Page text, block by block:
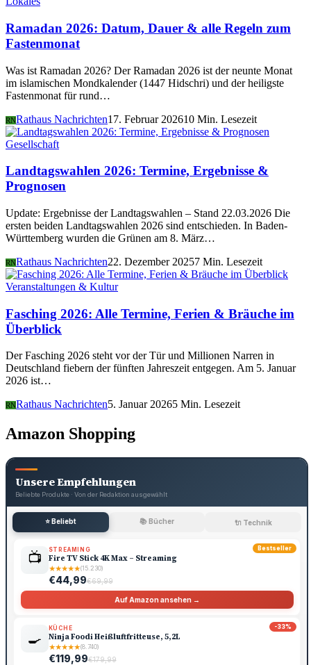
Ramadan 2026: Datum, Dauer & alle Regeln zum
Fastenmonat
Was ist Ramadan 2026? Der Ramadan 2026 ist der neunte Monat
im islamischen Mondkalender (1447 Hidschri) und der heiligste
Fastenmonat für rund…
RNRathaus Nachrichten17. Februar 202610 Min. Lesezeit
Gesellschaft
Landtagswahlen 2026: Termine, Ergebnisse &
Prognosen
Update: Ergebnisse der Landtagswahlen – Stand 22.03.2026 Die
ersten beiden Landtagswahlen 2026 sind entschieden. In Baden-
Württemberg wurden die Grünen am 8. März…
RNRathaus Nachrichten22. Dezember 20257 Min. Lesezeit
Veranstaltungen & Kultur
Fasching 2026: Alle Termine, Ferien & Bräuche im
Überblick
Der Fasching 2026 steht vor der Tür und Millionen Narren in
Deutschland fiebern der fünften Jahreszeit entgegen. Am 5. Januar
2026 ist…
RNRathaus Nachrichten5. Januar 20265 Min. Lesezeit
Amazon Shopping
Unsere Empfehlungen
Beliebte Produkte · Von der Redaktion ausgewählt
⭐ Beliebt 📚 Bücher 🔌 Technik
Bestseller
📺 STREAMING
Fire TV Stick 4K Max – Streaming
★★★★★(15.230)
€44,99€69,99
Auf Amazon ansehen →
-33%
🍳
KÜCHE
Ninja Foodi Heißluftfritteuse, 5,2L
★★★★★(8.740)
€119,99€179,99